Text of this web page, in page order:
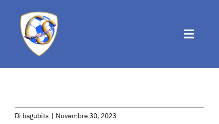
contenuto
Toggle
Chi siamo
Di bagubits | Novembre 30, 2023